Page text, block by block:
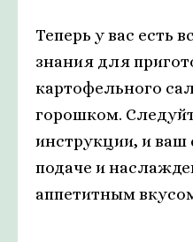
Теперь у вас есть
знания для
картофельного
горошком.
инструкции, и ваш
подаче и
аппетитным